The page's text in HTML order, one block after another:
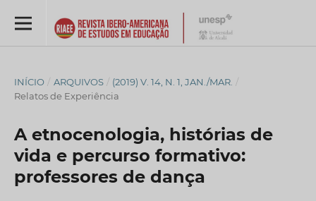
INÍCIO / ARQUIVOS / (2019) V. 14, N. 1, JAN./MAR. /
Relatos de Experiência
A etnocenologia, histórias de
vida e percurso formativo:
professores de dança